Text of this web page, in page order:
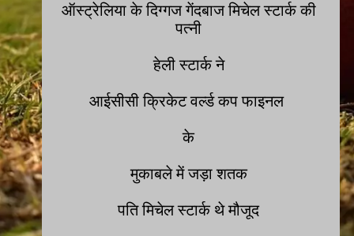
ऑस्ट्रेलिया के दिग्गज गेंदबाज मिचेल स्टार्क की
पत्नी
हेली स्टार्क ने
आईसीसी क्रिकेट वर्ल्ड कप फाइनल
के
मुकाबले में जड़ा शतक
पति मिचेल स्टार्क थे मौजूद